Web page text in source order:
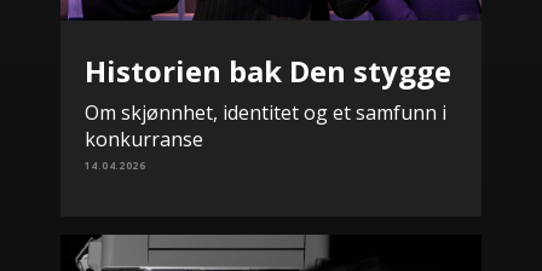
Historien bak Den stygge
Om skjønnhet, identitet og et samfunn i
konkurranse
14.04.2026